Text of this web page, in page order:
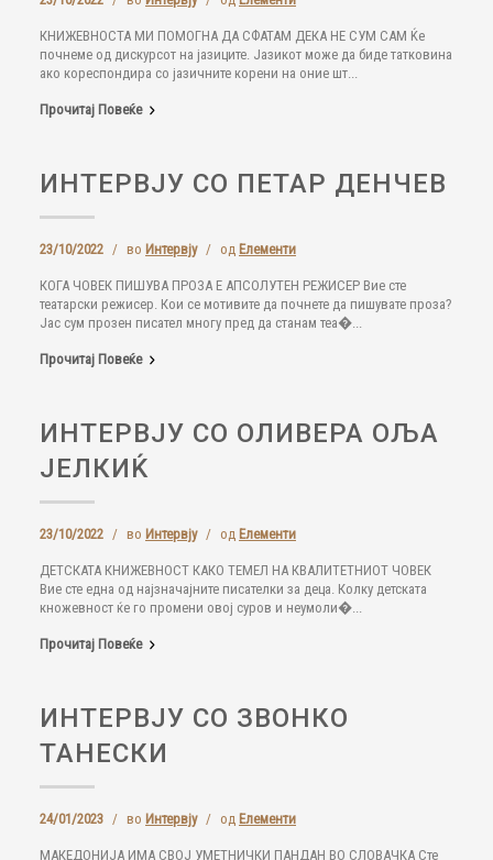
КНИЖЕВНОСТА МИ ПОМОГНА ДА СФАТАМ ДЕКА НЕ СУМ САМ Ќе
почнеме од дискурсот на јазиците. Јазикот може да биде татковина
ако кореспондира со јазичните корени на оние шт...
Прочитај Повеќе
ИНТЕРВЈУ СО ПЕТАР ДЕНЧЕВ
23/10/2022 / во Интервју / од Елементи
КОГА ЧОВЕК ПИШУВА ПРОЗА Е АПСОЛУТЕН РЕЖИСЕР Вие сте
театарски режисер. Кои се мотивите да почнете да пишувате проза?
Јас сум прозен писател многу пред да станам теа�...
Прочитај Повеќе
ИНТЕРВЈУ СО ОЛИВЕРА ОЉА
ЈЕЛКИЌ
23/10/2022 / во Интервју / од Елементи
ДЕТСКАТА КНИЖЕВНОСТ КАКО ТЕМЕЛ НА КВАЛИТЕТНИОТ ЧОВЕК
Вие сте една од најзначајните писателки за деца. Колку детската
кножевност ќе го промени овој суров и неумоли�...
Прочитај Повеќе
ИНТЕРВЈУ СО ЗВОНКО
ТАНЕСКИ
24/01/2023 / во Интервју / од Елементи
МАКЕДОНИЈА ИМА СВОЈ УМЕТНИЧКИ ПАНДАН ВО СЛОВАЧКА Сте